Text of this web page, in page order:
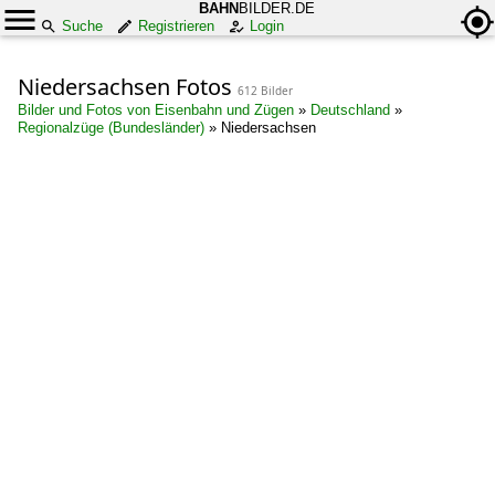
BAHN BILDER.DE
Suche
Registrieren Login
Niedersachsen Fotos 612 Bilder
Bilder und Fotos von Eisenbahn und Zügen » Deutschland »
Regionalzüge (Bundesländer) » Niedersachsen